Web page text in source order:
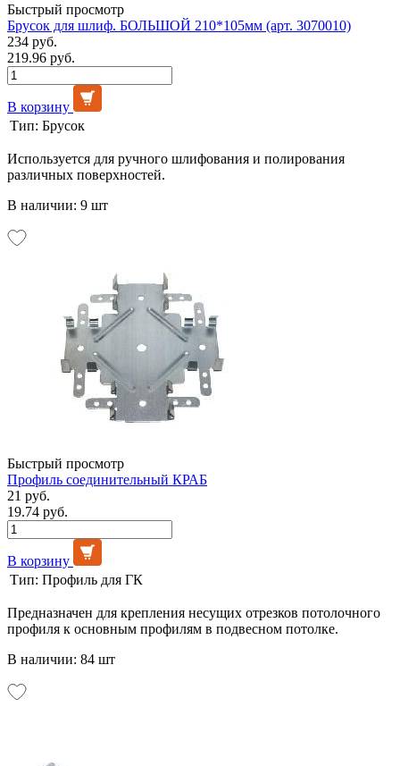
Быстрый просмотр
Брусок для шлиф. БОЛЬШОЙ 210*105мм (арт. 3070010)
234 руб.
219.96 руб.
В корзину
Тип: Брусок
Используется для ручного шлифования и полирования
различных поверхностей.
В наличии: 9 шт
Быстрый просмотр
Профиль соединительный КРАБ
21 руб.
19.74 руб.
В корзину
Тип: Профиль для ГК
Предназначен для крепления несущих отрезков потолочного
профиля к основным профилям в подвесном потолке.
В наличии: 84 шт